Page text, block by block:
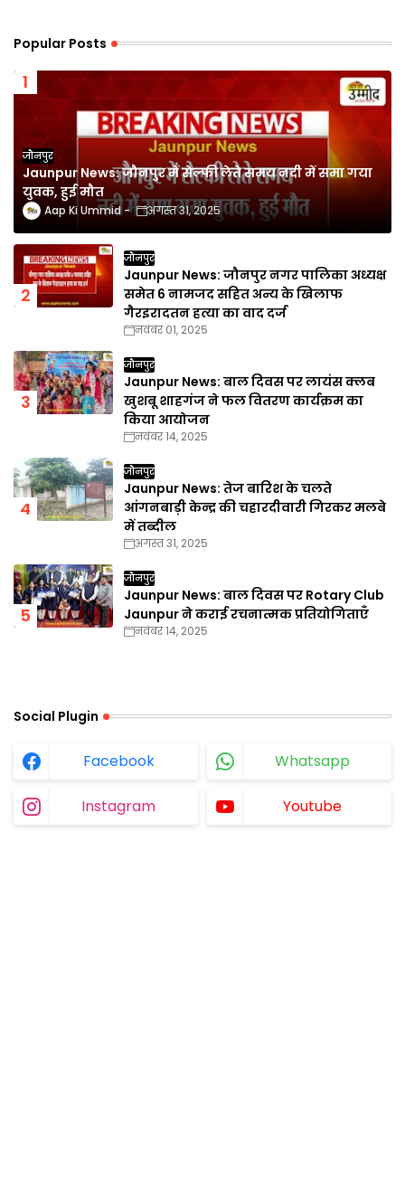
Popular Posts
जौनपुर
Jaunpur News: जौनपुर में सेल्फी लेते समय नदी में समा गया
युवक, हुई मौत
Aap Ki Ummid अगस्त 31, 2025
जौनपुर
Jaunpur News: जौनपुर नगर पालिका अध्यक्ष
समेत 6 नामजद सहित अन्य के खिलाफ
गैरइरादतन हत्या का वाद दर्ज
नवंबर 01, 2025
जौनपुर
Jaunpur News: बाल दिवस पर लायंस क्लब
खुशबू शाहगंज ने फल वितरण कार्यक्रम का
किया आयोजन
नवंबर 14, 2025
जौनपुर
Jaunpur News: तेज बारिश के चलते
आंगनबाड़ी केन्द्र की चहारदीवारी गिरकर मलबे
में तब्दील
अगस्त 31, 2025
जौनपुर
Jaunpur News: बाल दिवस पर Rotary Club
Jaunpur ने कराई रचनात्मक प्रतियोगिताएँ
नवंबर 14, 2025
Social Plugin
Facebook Whatsapp
Instagram Youtube